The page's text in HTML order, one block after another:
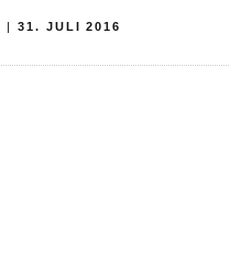
| 31. JULI 2016